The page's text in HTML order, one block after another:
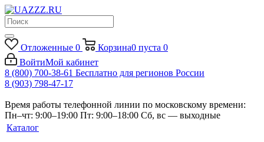
Отложенные 0 Корзина0 пуста 0
ВойтиМой кабинет
8 (800) 700-38-61 Бесплатно для регионов России
8 (903) 798-47-17
Время работы телефонной линии по московскому времени:
Пн–чт: 9:00–19:00 Пт: 9:00–18:00 Сб, вс — выходные
Каталог